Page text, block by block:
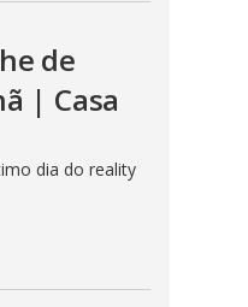
de
| Casa
dia do reality